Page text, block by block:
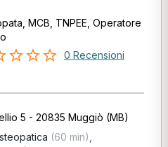
MCB, TNPEE, Operatore
0 Recensioni
5 - 20835 Muggiò (MB)
(60 min)